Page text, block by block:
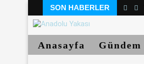
SON HABERLER
Anasayfa Gündem